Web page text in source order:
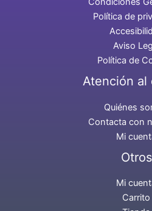
Política de
Aviso
Política de
Atención al
Quiénes
Contacta con
Mi
Otros
Mi
Carrito